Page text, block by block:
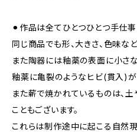
⚫︎作品は全てひとつひとつ手仕
同じ商品でも形、大きさ、色味な
また陶器には釉薬の表面に小さ
釉薬に亀裂のようなヒビ(貫入)が
また薪で焼かれているものは、
こともございます。
これらは制作途中に起こる自然現